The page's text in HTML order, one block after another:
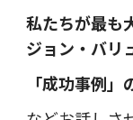
私たちが最も
ジョン・バリ
「成功事例」